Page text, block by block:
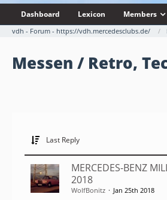
Dashboard Lexicon Members
vdh - Forum - https://vdh.mercedesclubs.de/
Messen / Retro,
Last Reply
MERCEDES-BENZ
2018
WolfBonitz Jan 25th 2018